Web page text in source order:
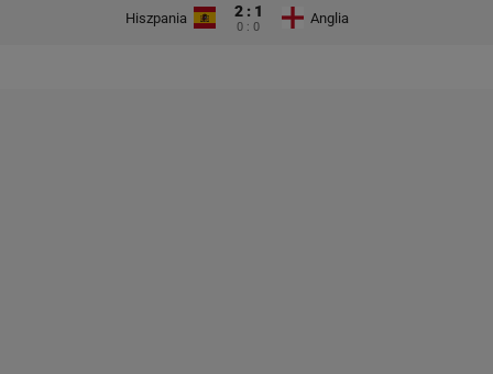
Hiszpania 2 : 1
0 : 0
Anglia